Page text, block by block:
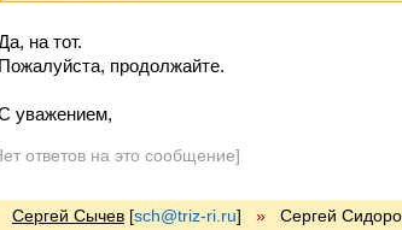
на тот.
Пожалуйста, продолжайте.
уважением,
ответов на это сообщение]
Сергей Сычев [sch@triz-ri.ru] » Сергей